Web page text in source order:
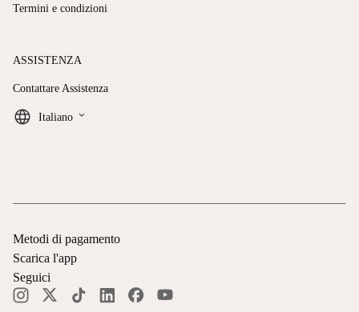
Termini e condizioni
ASSISTENZA
Contattare Assistenza
Italiano keyboard_arrow_down
Metodi di pagamento
Scarica l'app
Seguici